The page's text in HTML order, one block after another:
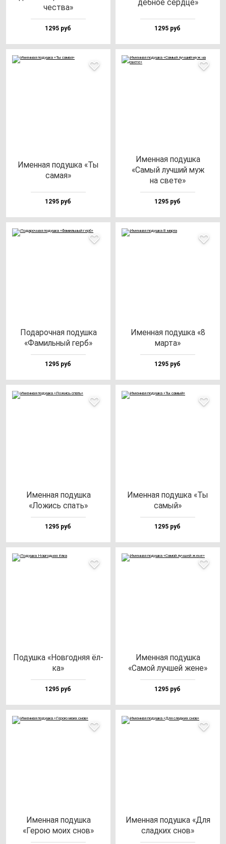
чес­тва»
1295 руб
деб­ное сер­дце»
1295 руб
Имен­ная по­душ­ка «Ты
са­мая»
1295 руб
Имен­ная по­душ­ка
«Самый луч­ший муж
на све­те»
1295 руб
Пода­роч­ная по­душ­ка
«Фамиль­ный герб»
1295 руб
Имен­ная по­душ­ка «8
мар­та»
1295 руб
Имен­ная по­душ­ка
«Ложись спать»
1295 руб
Имен­ная по­душ­ка «Ты
са­мый»
1295 руб
Подуш­ка «Нов­год­няя ёл­
ка»
1295 руб
Имен­ная по­душ­ка
«Самой луч­шей же­не»
1295 руб
Имен­ная по­душ­ка
«Герою мо­их снов»
Имен­ная по­душ­ка «Для
слад­ких снов»